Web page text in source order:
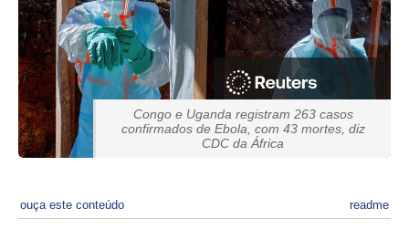
Congo e Uganda registram 263 casos
confirmados de Ebola, com 43 mortes, diz
CDC da África
ouça este conteúdo readme